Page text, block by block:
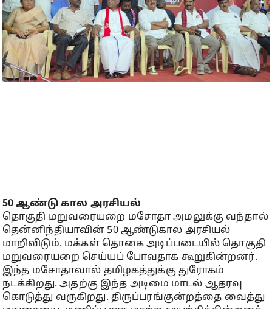
50 ஆண்டு கால அரசியல்
தொகுதி மறுவரையறை மசோதா அமலுக்கு வந்தால்
தென்னிந்தியாவின் 50 ஆண்டுகால அரசியல்
மாறிவிடும். மக்கள் தொகை அடிப்படையில் தொகுதி
மறுவரையறை செய்யப் போவதாக கூறுகின்றனர்.
இந்த மசோதாவால் தமிழகத்துக்கு துரோகம்
நடக்கிறது. அதற்கு இந்த அடிமை மாடல் ஆதரவு
கொடுத்து வருகிறது. திருப்பரங்குன்றத்தை வைத்து